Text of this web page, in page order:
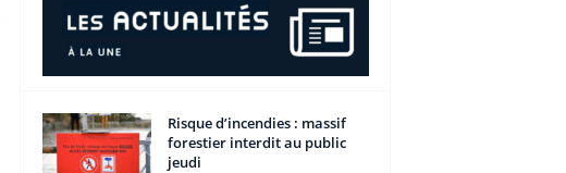
Risque d’incendies : massif
forestier interdit au public
jeudi